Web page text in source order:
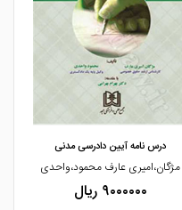
مشاهده و خرید
درس نامه آیین دادرسی مدنی
مژگان،امیری عارف محمود،واحدی
۹۰۰۰۰۰۰ ریال